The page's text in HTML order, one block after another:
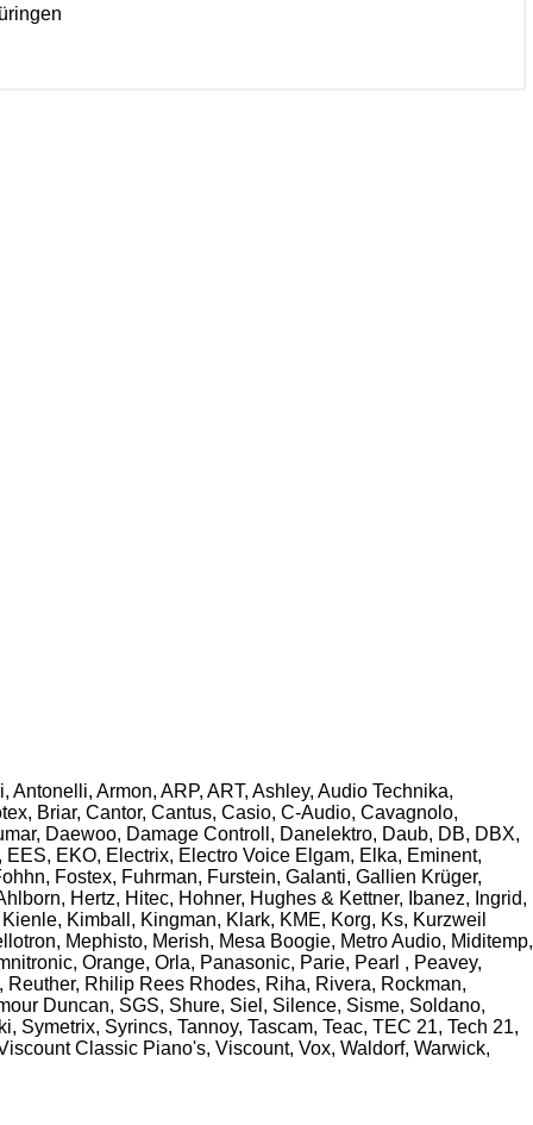
Armon, ARP, ART, Ashley, Audio Technika,
Briar, Cantor, Cantus, Casio, C-Audio, Cavagnolo,
Daewoo, Damage Controll, Danelektro, Daub, DB, DBX,
EKO, Electrix, Electro Voice Elgam, Elka, Eminent,
Fostex, Fuhrman, Furstein, Galanti, Gallien Krüger,
Hertz, Hitec, Hohner, Hughes & Kettner, Ibanez, Ingrid,
Kimball, Kingman, Klark, KME, Korg, Ks, Kurzweil
Mephisto, Merish, Mesa Boogie, Metro Audio, Miditemp,
Orange, Orla, Panasonic, Parie, Pearl , Peavey,
Rhilip Rees Rhodes, Riha, Rivera, Rockman,
Duncan, SGS, Shure, Siel, Silence, Sisme, Soldano,
Syrincs, Tannoy, Tascam, Teac, TEC 21, Tech 21,
Classic Piano's, Viscount, Vox, Waldorf, Warwick,